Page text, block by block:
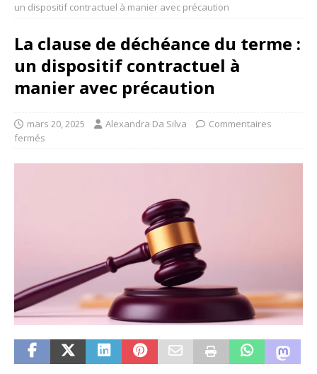
un dispositif contractuel à manier avec précaution
La clause de déchéance du terme :
un dispositif contractuel à
manier avec précaution
mars 20, 2025 Alexandra Da Silva
Commentaires
fermés